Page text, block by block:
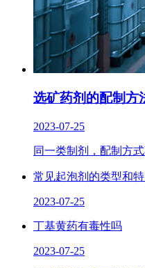
选矿药剂的配制方
2023-07-25
同一类制剂，配制方
常见起泡剂的类型和
2023-07-25
丁基黄药有毒性吗
2023-07-25